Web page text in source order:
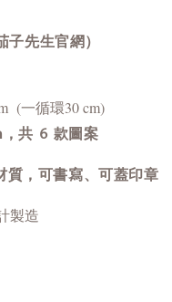
子先生官網）
(一循環30 cm)
共 6 款圖案
質，可書寫、可蓋印章
製造